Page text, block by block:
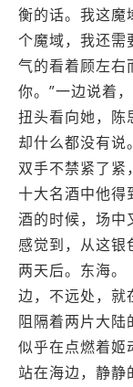
衡的话。我这魔
个魔域，我还
气的看着顾左右
你。”一边说着
扭头看向她，陈
却什么都没有
双手不禁紧了紧
十大名酒中他
酒的时候，场中
感觉到，从这
两天后。东海
边，不远处，就
阻隔着两片大陆
似乎在点燃着
站在海边，静静